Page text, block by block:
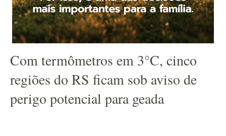
Com termômetros em 3°C, cinco
regiões do RS ficam sob aviso de
perigo potencial para geada